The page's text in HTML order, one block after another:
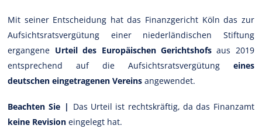
Mit seiner Entscheidung hat das Finanzgericht Köln das zur
Aufsichtsratsvergütung einer niederländischen Stiftung
ergangene Urteil des Europäischen Gerichtshofsaus 2019
entsprechend auf die Aufsichtsratsvergütung eines
deutschen eingetragenen Vereins angewendet.
Beachten Sie | Das Urteil ist rechtskräftig, da das Finanzamt
keine Revision eingelegt hat.